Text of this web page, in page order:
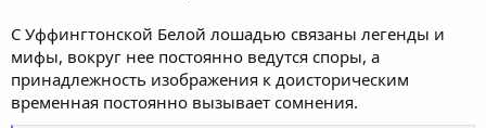
С Уффингтонской Белой лошадью связаны легенды и
мифы, вокруг нее постоянно ведутся споры, а
принадлежность изображения к доисторическим
временная постоянно вызывает сомнения.